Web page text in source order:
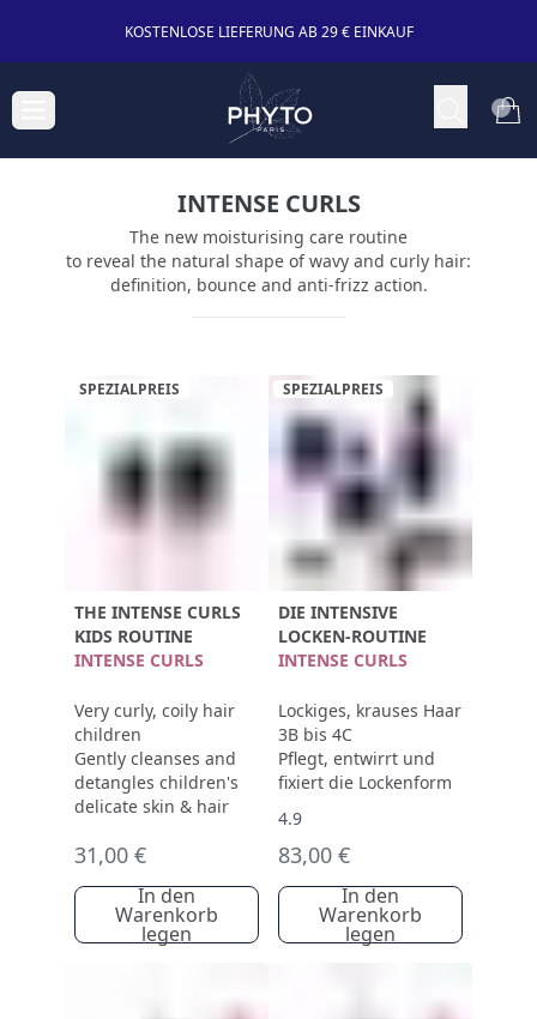
KOSTENLOSE LIEFERUNG AB 29 € EINKAUF
INTENSE CURLS
The new moisturising care routine
to reveal the natural shape of wavy and curly hair:
definition, bounce and anti-frizz action.
SPEZIALPREIS
THE INTENSE CURLS
KIDS ROUTINE
INTENSE CURLS
Very curly, coily hair
children
Gently cleanses and
detangles children's
delicate skin & hair
31,00 €
In den
Warenkorb
legen
SPEZIALPREIS
DIE INTENSIVE
LOCKEN-ROUTINE
INTENSE CURLS
Lockiges, krauses Haar
3B bis 4C
Pflegt, entwirrt und
fixiert die Lockenform
4.9
83,00 €
In den
Warenkorb
legen